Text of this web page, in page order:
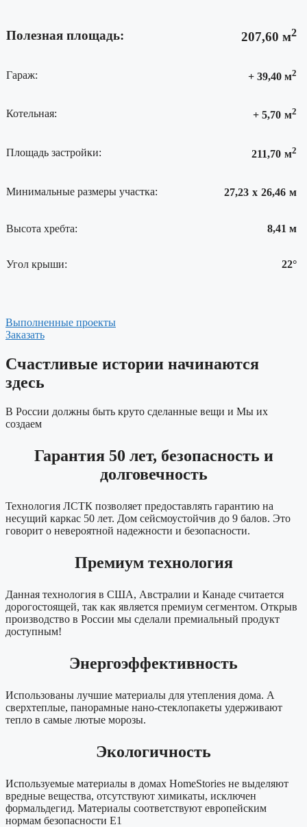
Полезная площадь: 207,60 м2
Гараж: + 39,40 м2
Котельная: + 5,70 м2
Площадь застройки: 211,70 м2
Минимальные размеры участка: 27,23 х 26,46 м
Высота хребта: 8,41 м
Угол крыши: 22°
Выполненные проекты
Заказать
Счастливые истории начинаются
здесь
В России должны быть круто сделанные вещи и Мы их
создаем
Гарантия 50 лет, безопасность и
долговечность
Технология ЛСТК позволяет предоставлять гарантию на
несущий каркас 50 лет. Дом сейсмоустойчив до 9 балов. Это
говорит о невероятной надежности и безопасности.
Премиум технология
Данная технология в США, Австралии и Канаде считается
дорогостоящей, так как является премиум сегментом. Открыв
производство в России мы сделали премиальный продукт
доступным!
Энергоэффективность
Использованы лучшие материалы для утепления дома. А
сверхтеплые, панорамные нано-стеклопакеты удерживают
тепло в самые лютые морозы.
Экологичность
Используемые материалы в домах HomeStories не выделяют
вредные вещества, отсутствуют химикаты, исключен
формальдегид. Материалы соответствуют европейским
нормам безопасности E1